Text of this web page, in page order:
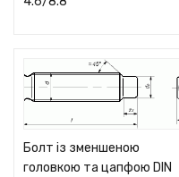
Болт із зменшеною
головкою та цапфою DIN